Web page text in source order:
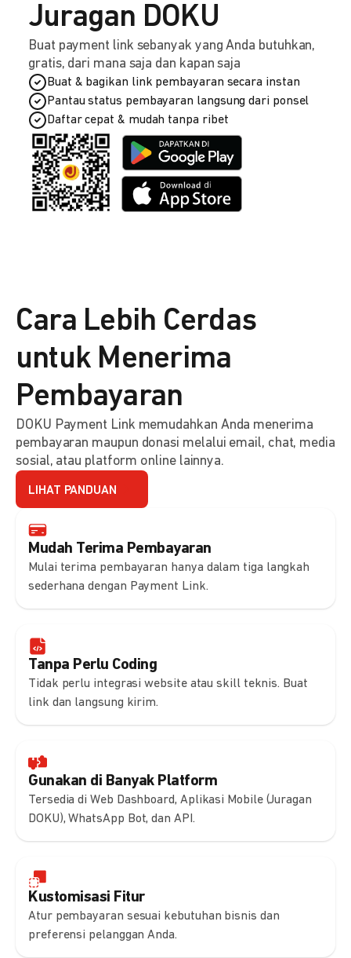
Juragan DOKU
Buat payment link sebanyak yang Anda butuhkan,
gratis, dari mana saja dan kapan saja
Buat & bagikan link pembayaran secara instan
Pantau status pembayaran langsung dari ponsel
Daftar cepat & mudah tanpa ribet
Mudah Terima Pembayaran
Mulai terima pembayaran hanya dalam tiga langkah
sederhana dengan Payment Link.
Tanpa Perlu Coding
Tidak perlu integrasi website atau skill teknis. Buat
link dan langsung kirim.
Gunakan di Banyak Platform
Tersedia di Web Dashboard, Aplikasi Mobile (Juragan
DOKU), WhatsApp Bot, dan API.
Kustomisasi Fitur
Atur pembayaran sesuai kebutuhan bisnis dan
preferensi pelanggan Anda.
Cara Lebih Cerdas
untuk Menerima
Pembayaran
DOKU Payment Link memudahkan Anda menerima
pembayaran maupun donasi melalui email, chat, media
sosial, atau platform online lainnya.
LIHAT PANDUAN